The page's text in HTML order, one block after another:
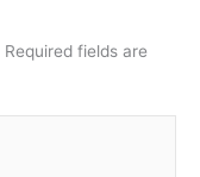
Required fields are